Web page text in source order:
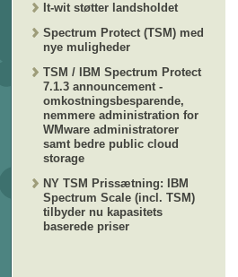
It-wit støtter landsholdet
Spectrum Protect (TSM) med
nye muligheder
TSM / IBM Spectrum Protect
7.1.3 announcement -
omkostningsbesparende,
nemmere administration for
WMware administratorer
samt bedre public cloud
storage
NY TSM Prissætning: IBM
Spectrum Scale (incl. TSM)
tilbyder nu kapasitets
baserede priser